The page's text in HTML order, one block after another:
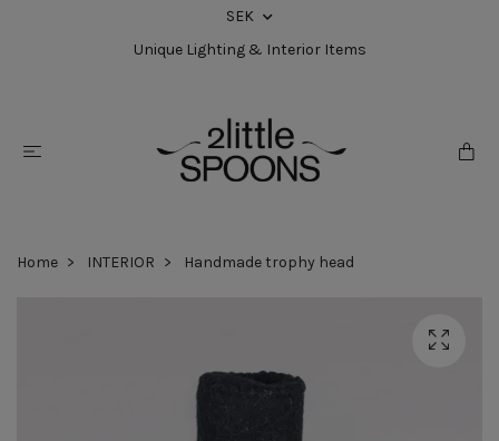
SEK
Unique Lighting & Interior Items
Home INTERIOR Handmade trophy head